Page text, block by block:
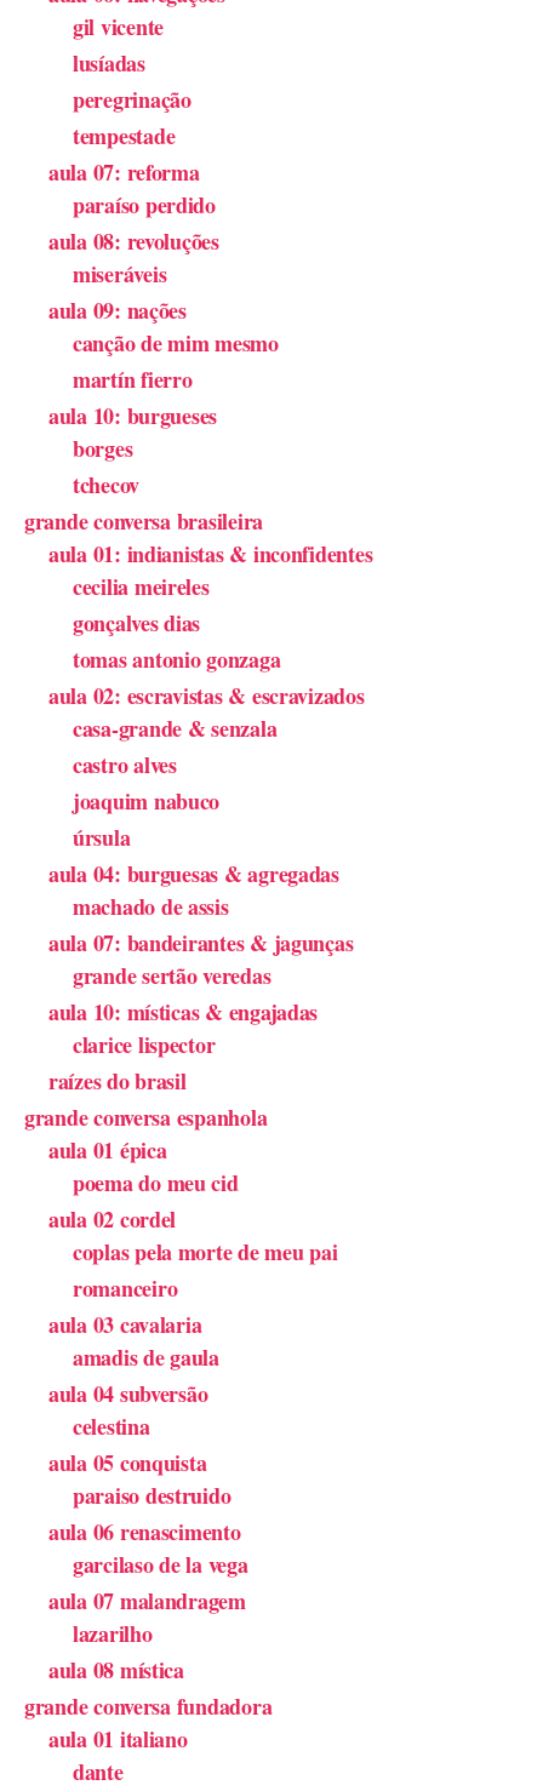
gil vicente
lusíadas
peregrinação
tempestade
aula 07: reforma
paraíso perdido
aula 08: revoluções
miseráveis
aula 09: nações
canção de mim mesmo
martín fierro
aula 10: burgueses
borges
tchecov
grande conversa brasileira
aula 01: indianistas & inconfidentes
cecilia meireles
gonçalves dias
tomas antonio gonzaga
aula 02: escravistas & escravizados
casa-grande & senzala
castro alves
joaquim nabuco
úrsula
aula 04: burguesas & agregadas
machado de assis
aula 07: bandeirantes & jagunças
grande sertão veredas
aula 10: místicas & engajadas
clarice lispector
raízes do brasil
grande conversa espanhola
aula 01 épica
poema do meu cid
aula 02 cordel
coplas pela morte de meu pai
romanceiro
aula 03 cavalaria
amadis de gaula
aula 04 subversão
celestina
aula 05 conquista
paraiso destruido
aula 06 renascimento
garcilaso de la vega
aula 07 malandragem
lazarilho
aula 08 mística
grande conversa fundadora
aula 01 italiano
dante